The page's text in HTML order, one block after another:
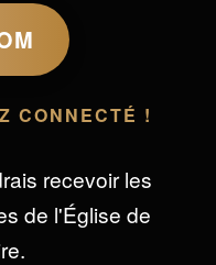
CONNECTÉ !
recevoir les
de l'Église de